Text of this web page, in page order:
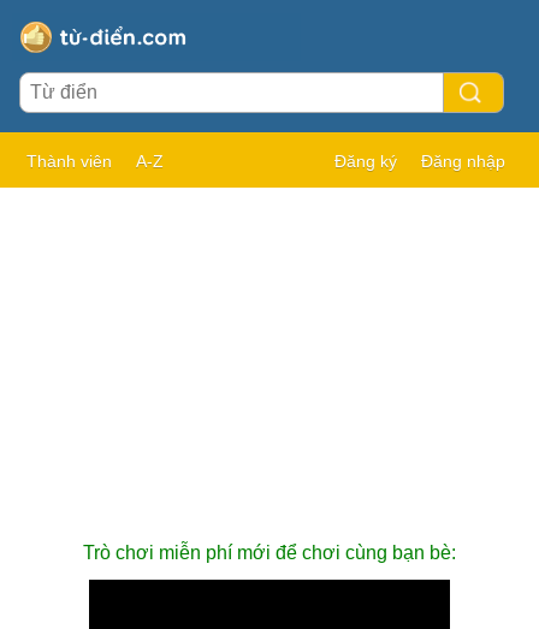
Thành viên A-Z Đăng ký Đăng nhập
Trò chơi miễn phí mới để chơi cùng bạn bè: